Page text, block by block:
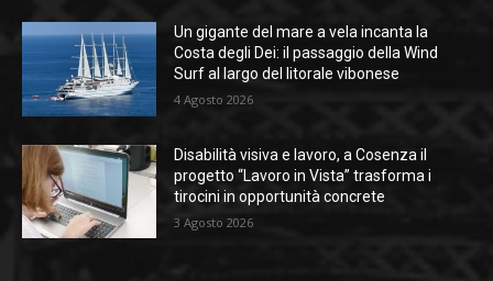
Un gigante del mare a vela incanta la
Costa degli Dei: il passaggio della Wind
Surf al largo del litorale vibonese
4 Agosto 2026
Disabilità visiva e lavoro, a Cosenza il
progetto “Lavoro in Vista” trasforma i
tirocini in opportunità concrete
3 Agosto 2026